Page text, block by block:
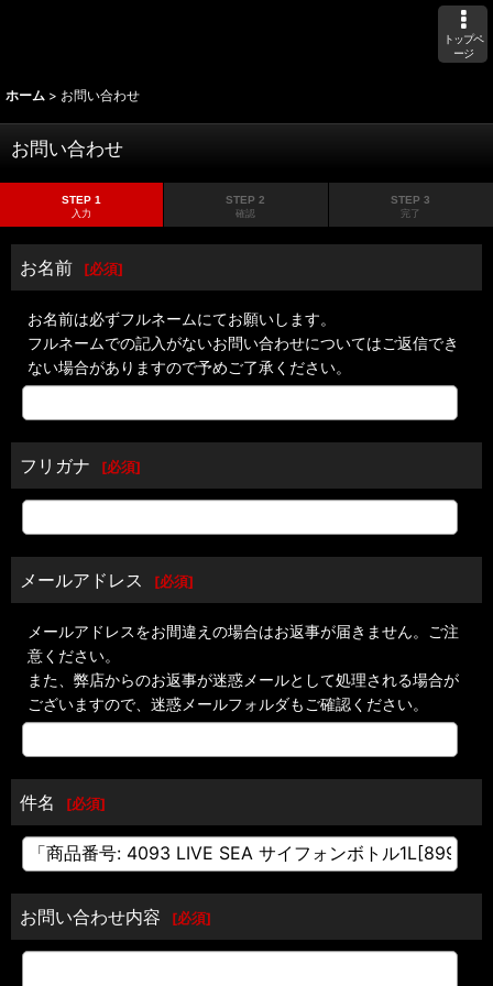
トップペ
ージ
ホーム > お問い合わせ
お問い合わせ
STEP 1
入力
STEP 2
確認
STEP 3
完了
お名前 [必須]
お名前は必ずフルネームにてお願いします。
フルネームでの記入がないお問い合わせについてはご返信でき
ない場合がありますので予めご了承ください。
フリガナ [必須]
メールアドレス [必須]
メールアドレスをお間違えの場合はお返事が届きません。ご注
意ください。
また、弊店からのお返事が迷惑メールとして処理される場合が
ございますので、迷惑メールフォルダもご確認ください。
件名 [必須]
お問い合わせ内容 [必須]